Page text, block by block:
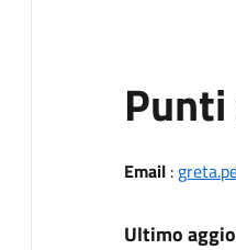
Email:
Ultimo